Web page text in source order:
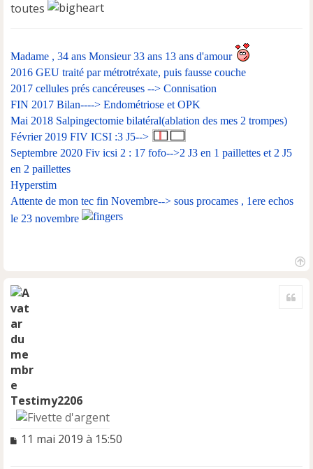
toutes
Madame , 34 ans Monsieur 33 ans 13 ans d'amour
2016 GEU traité par métrotréxate, puis fausse couche
2017 cellules prés cancéreuses --> Connisation
FIN 2017 Bilan----> Endométriose et OPK
Mai 2018 Salpingectomie bilatéral(ablation des mes 2 trompes)
Février 2019 FIV ICSI :3 J5-->
Septembre 2020 Fiv icsi 2 : 17 fofo-->2 J3 en 1 paillettes et 2 J5
en 2 paillettes
Hyperstim
Attente de mon tec fin Novembre--> sous procames , 1ere echos
le 23 novembre
Testimy2206
M11 mai 2019 à 15:50